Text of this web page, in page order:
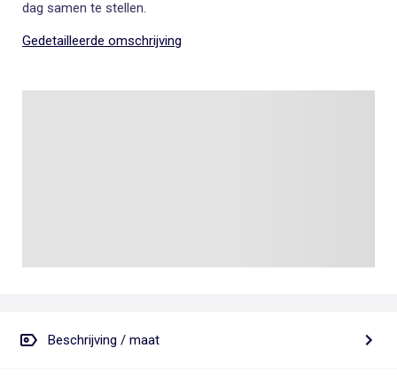
dag samen te stellen.
Gedetailleerde omschrijving
Beschrijving / maat